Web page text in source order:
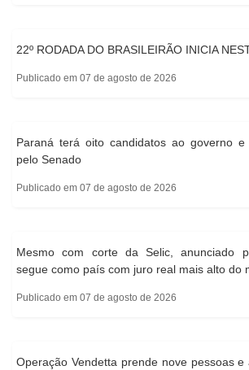
22º RODADA DO BRASILEIRÃO INICIA
Publicado em 07 de agosto de 2026
Paraná terá oito candidatos ao governo
pelo Senado
Publicado em 07 de agosto de 2026
Mesmo com corte da Selic, anunciado
segue como país com juro real mais alto do
Publicado em 07 de agosto de 2026
Operação Vendetta prende nove pessoas